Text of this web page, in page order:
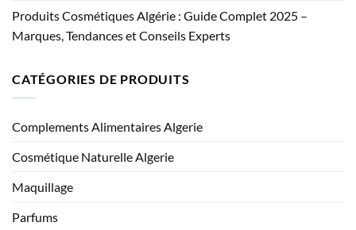
Produits Cosmétiques Algérie : Guide Complet 2025 –
Marques, Tendances et Conseils Experts
CATÉGORIES DE PRODUITS
Complements Alimentaires Algerie
Cosmétique Naturelle Algerie
Maquillage
Parfums